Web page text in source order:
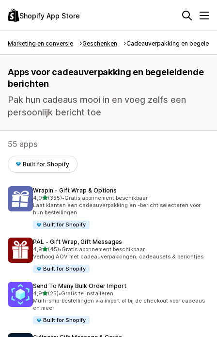
Shopify App Store
Marketing en conversie Geschenken Cadeauverpakking en
Apps voor cadeauverpakking en begeleidende
berichten
Pak hun cadeaus mooi in en voeg zelfs een
persoonlijk bericht toe
55 apps
Built for Shopify
Wrapin ‑ Gift Wrap & Options
4,9van 5 sterren
(355)
355 recensies in totaal
•Gratis abonnement beschikbaar
Laat klanten een cadeauverpakking en -bericht selecteren voor
hun bestellingen
Built for Shopify
PAL ‑ Gift Wrap, Gift Messages
4,9van 5 sterren
(45)
45 recensies in totaal
•Gratis abonnement beschikbaar
Verhoog AOV met cadeauverpakkingen, cadeausets & berichtjes
Built for Shopify
Send To Many Bulk Order Import
4,9van 5 sterren
(25)
25 recensies in totaal
•Gratis te installeren
Multi-ship-bestellingen via import of bij de checkout voor cadeaus
en meer
Built for Shopify